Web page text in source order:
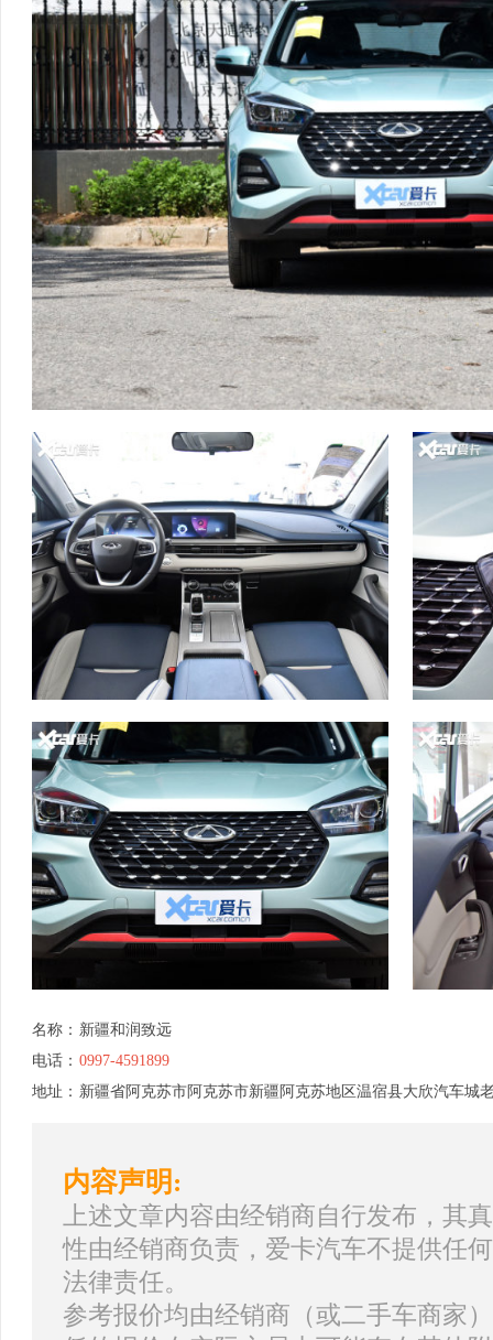
名称： 新疆和润致远
电话： 0997-4591899
地址： 新疆省阿克苏市阿克苏市新疆阿克苏地区温宿县大欣汽车城
内容声明:
上述文章内容由经销商自行发布，其
性由经销商负责，爱卡汽车不提供任
法律责任。
参考报价均由经销商（或二手车商家